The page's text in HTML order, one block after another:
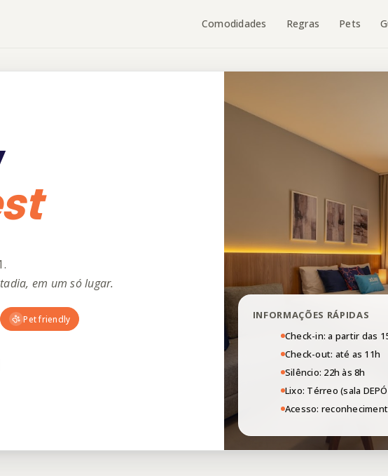
Comodidades Regras Pets
em um só lugar.
Pet friendly
INFORMAÇÕES RÁPIDAS
Check-in: a partir das
Check-out: até as 11h
Silêncio: 22h às 8h
Lixo: Térreo (sala
Acesso: